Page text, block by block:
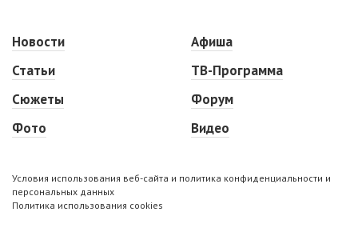
Новости
Статьи
Сюжеты
Фото
Афиша
ТВ-Программа
Форум
Видео
Условия использования веб-сайта и политика конфиденциальности и
персональных данных
Политика использования cookies